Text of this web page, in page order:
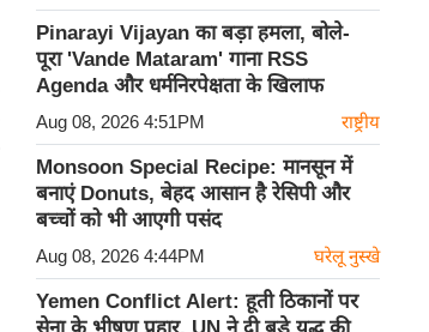
Pinarayi Vijayan का बड़ा हमला, बोले-
पूरा 'Vande Mataram' गाना RSS
Agenda और धर्मनिरपेक्षता के खिलाफ
Aug 08, 2026 4:51PM राष्ट्रीय
Monsoon Special Recipe: मानसून में
बनाएं Donuts, बेहद आसान है रेसिपी और
बच्चों को भी आएगी पसंद
Aug 08, 2026 4:44PM घरेलू नुस्खे
Yemen Conflict Alert: हूती ठिकानों पर